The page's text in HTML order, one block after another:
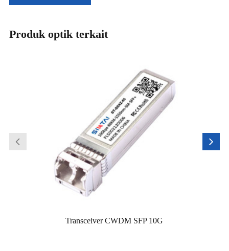
Produk optik terkait
Transceiver CWDM SFP 10G